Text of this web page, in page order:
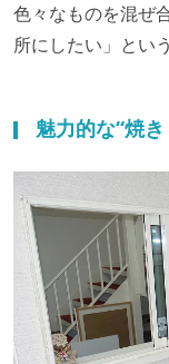
色々なものを混ぜ
所にしたい」とい
魅力的な“焼